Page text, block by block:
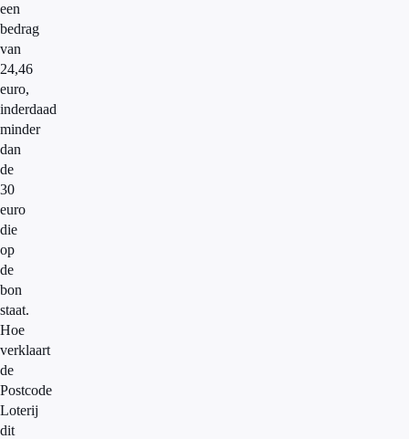
een
bedrag
van
24,46
euro,
inderdaad
minder
dan
de
30
euro
die
op
de
bon
staat.
Hoe
verklaart
de
Postcode
Loterij
dit